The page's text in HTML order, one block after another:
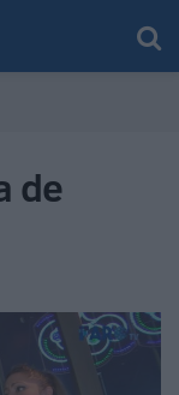
de